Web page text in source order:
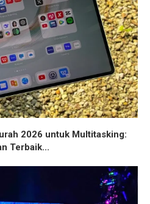
2026 untuk Multitasking:
Terbaik...